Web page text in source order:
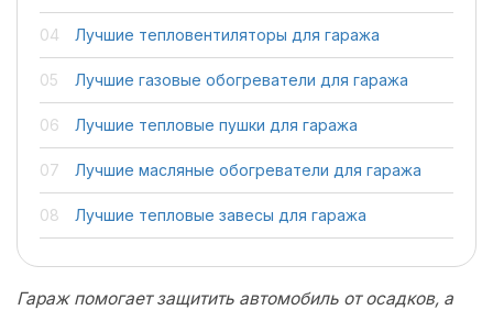
Лучшие тепловентиляторы для гаража
Лучшие газовые обогреватели для гаража
Лучшие тепловые пушки для гаража
Лучшие масляные обогреватели для гаража
Лучшие тепловые завесы для гаража
Гараж помогает защитить автомобиль от осадков, а